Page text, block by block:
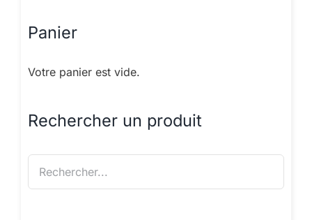
Panier
Votre panier est vide.
Rechercher un produit